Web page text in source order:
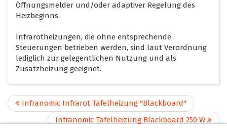
Öffnungsmelder und/oder adaptiver Regelung des
Heizbeginns.
Infrarotheizungen, die ohne entsprechende
Steuerungen betrieben werden, sind laut Verordnung
lediglich zur gelegentlichen Nutzung und als
Zusatzheizung geeignet.
Infranomic Infrarot Tafelheizung "Blackboard"
Infranomic Tafelheizung Blackboard 250 W